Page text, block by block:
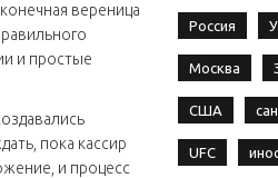
вереница
и простые
пока кассир
и процесс
Россия
Москва
США
UFC